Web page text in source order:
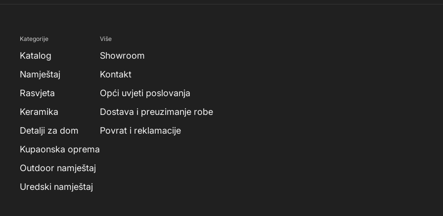
Kategorije
Katalog
Namještaj
Rasvjeta
Keramika
Detalji za dom
Kupaonska oprema
Outdoor namještaj
Uredski namještaj
Više
Showroom
Kontakt
Opći uvjeti poslovanja
Dostava i preuzimanje robe
Povrat i reklamacije